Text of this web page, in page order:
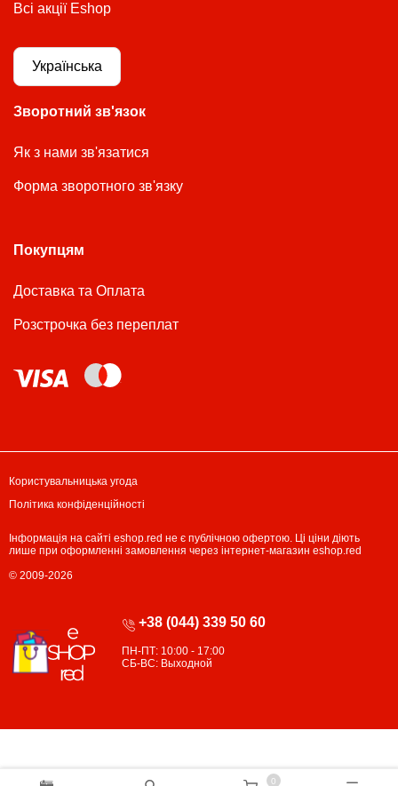
0
Всі акції Eshop
Українська
Зворотний зв'язок
Як з нами зв'язатися
Форма зворотного зв'язку
Покупцям
Доставка та Оплата
Розстрочка без переплат
+38 (044) 339 50 60
ПН-ПТ: 10:00 - 17:00
СБ-ВС: Выходной
Користувальницька угода
Політика конфіденційності
Інформація на сайті eshop.red не є публічною офертою. Ці ціни діють
лише при оформленні замовлення через інтернет-магазин eshop.red
© 2009-2026